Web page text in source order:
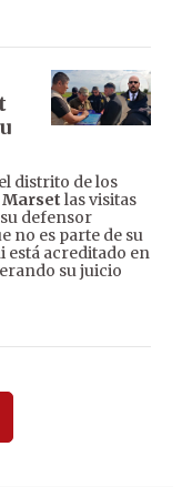
distrito de los
Marset las visitas
defensor
no es parte de su
está acreditado en
su juicio